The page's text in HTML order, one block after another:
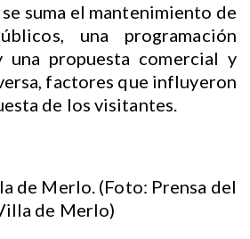
suma el mantenimiento de
una programación
propuesta comercial y
factores que influyeron
de los visitantes.
de Merlo. (Foto: Prensa del
de Merlo)